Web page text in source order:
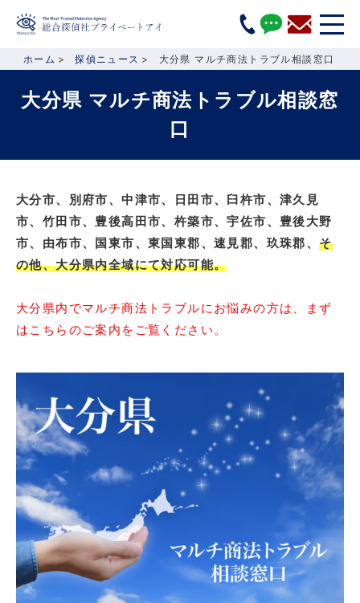
ホーム 探偵ニュース 大分県 マルチ商法トラブル相談窓口
大分県 マルチ商法トラブル相談窓
口
大分市、別府市、中津市、日田市、臼杵市、津久見
市、竹田市、豊後高田市、杵築市、宇佐市、豊後大野
市、由布市、国東市、東国東郡、速見郡、玖珠郡、そ
の他、大分県内全域にて対応可能。
大分県内でマルチ商法トラブルにお悩みの方は、まず
はこちらのご案内をご覧ください。